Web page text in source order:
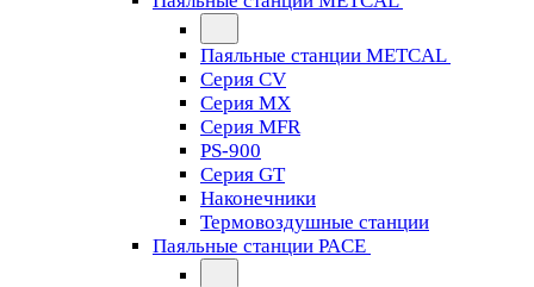
Паяльные станции METCAL
Серия CV
Серия MX
Серия MFR
PS-900
Серия GT
Наконечники
Термовоздушные станции
Паяльные станции PACE